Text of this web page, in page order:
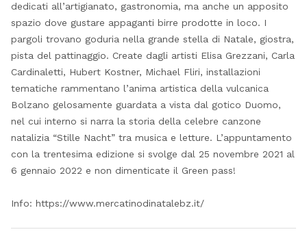
dedicati all’artigianato, gastronomia, ma anche un apposito
spazio dove gustare appaganti birre prodotte in loco. I
pargoli trovano goduria nella grande stella di Natale, giostra,
pista del pattinaggio. Create dagli artisti Elisa Grezzani, Carla
Cardinaletti, Hubert Kostner, Michael Fliri, installazioni
tematiche rammentano l’anima artistica della vulcanica
Bolzano gelosamente guardata a vista dal gotico Duomo,
nel cui interno si narra la storia della celebre canzone
natalizia “Stille Nacht” tra musica e letture. L’appuntamento
con la trentesima edizione si svolge dal 25 novembre 2021 al
6 gennaio 2022 e non dimenticate il Green pass!
Info: https://www.mercatinodinatalebz.it/